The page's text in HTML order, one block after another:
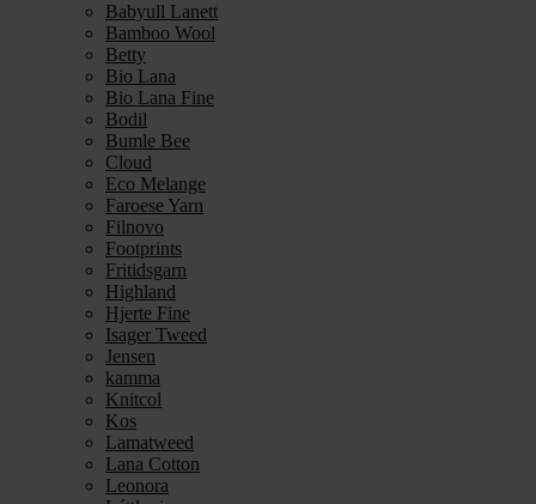
Babyull Lanett
Bamboo Wool
Betty
Bio Lana
Bio Lana Fine
Bodil
Bumle Bee
Cloud
Eco Melange
Faroese Yarn
Filnovo
Footprints
Fritidsgarn
Highland
Hjerte Fine
Isager Tweed
Jensen
kamma
Knitcol
Kos
Lamatweed
Lana Cotton
Leonora